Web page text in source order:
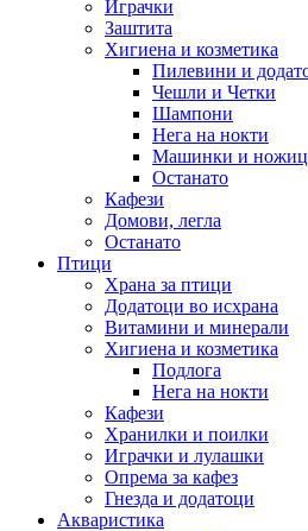
Играчки
Заштита
Хигиена и козметика
Пилевини и
Чешли и Четки
Шампони
Нега на нокти
Машинки и
Останато
Кафези
Домови, легла
Останато
Птици
Храна за птици
Додатоци во исхрана
Витамини и минерали
Хигиена и козметика
Подлога
Нега на нокти
Кафези
Хранилки и поилки
Играчки и лулашки
Опрема за кафез
Гнезда и додатоци
Акваристика